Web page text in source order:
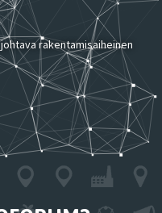
rakentamisaiheinen